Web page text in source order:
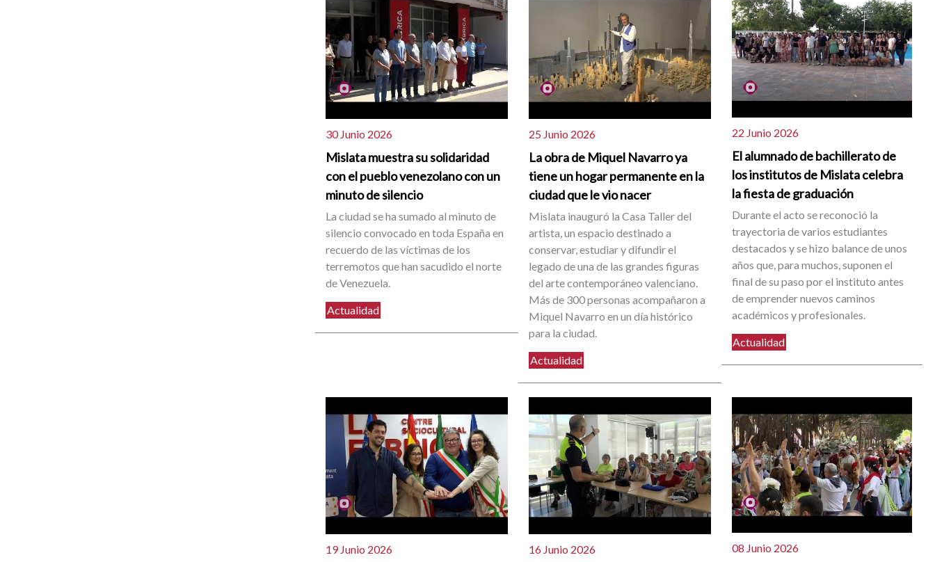
30 Junio 2026
Mislata muestra su solidaridad
con el pueblo venezolano con un
minuto de silencio
La ciudad se ha sumado al minuto de
silencio convocado en toda España en
recuerdo de las víctimas de los
terremotos que han sacudido el norte
de Venezuela.
Actualidad
25 Junio 2026
La obra de Miquel Navarro ya
tiene un hogar permanente en la
ciudad que le vio nacer
Mislata inauguró la Casa Taller del
artista, un espacio destinado a
conservar, estudiar y difundir el
legado de una de las grandes figuras
del arte contemporáneo valenciano.
Más de 300 personas acompañaron a
Miquel Navarro en un día histórico
para la ciudad.
Actualidad
22 Junio 2026
El alumnado de bachillerato de
los institutos de Mislata celebra
la fiesta de graduación
Durante el acto se reconoció la
trayectoria de varios estudiantes
destacados y se hizo balance de unos
años que, para muchos, suponen el
final de su paso por el instituto antes
de emprender nuevos caminos
académicos y profesionales.
Actualidad
19 Junio 2026 16 Junio 2026 08 Junio 2026